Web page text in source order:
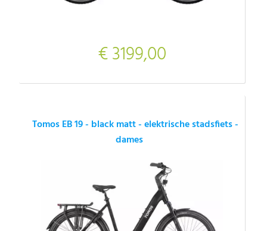
€ 3199,00
Tomos EB 19 - black matt - elektrische stadsfiets -
dames